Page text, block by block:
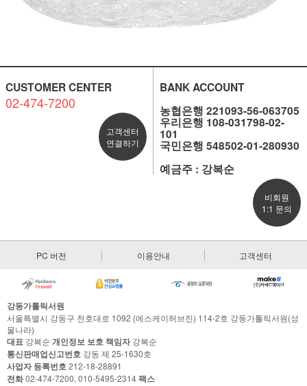
CUSTOMER CENTER
02-474-7200
고객센터
연결하기
BANK ACCOUNT
농협은행 221093-56-063705
우리은행 108-031798-02-
101
국민은행 548502-01-280930
예금주 : 강복순
비회원
1:1 문의
PC 버전 이용안내 고객센터
강동가톨릭서원
서울특별시 강동구 천호대로 1092 (에스케이허브진) 114-2호 강동가톨릭서원(성
물나라)
대표 강복순 개인정보 보호 책임자강복순
통신판매업신고번호 강동 제 25-1630호
사업자 등록번호 212-18-28891
전화02-474-7200, 010-5495-2314팩스